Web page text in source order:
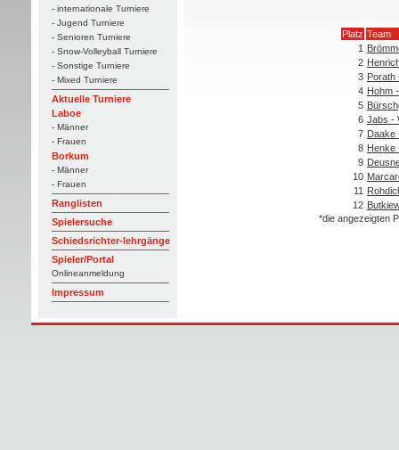
- internationale Turniere
- Jugend Turniere
- Senioren Turniere
- Snow-Volleyball Turniere
- Sonstige Turniere
- Mixed Turniere
Aktuelle Turniere
Laboe
- Männer
- Frauen
Borkum
- Männer
- Frauen
Ranglisten
Spielersuche
Schiedsrichter-lehrgänge
Spieler/Portal
Onlineanmeldung
Impressum
Platz Team
1
2
3 Porath
4 Hohm
5
6 Jabs -
7 Daake
8 Henke
9
10
11
12
*die angezeigten